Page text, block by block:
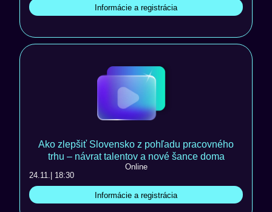
Informácie a registrácia
Ako zlepšiť Slovensko z pohľadu pracovného
trhu – návrat talentov a nové šance doma
Online
24.11. | 18:30
Informácie a registrácia